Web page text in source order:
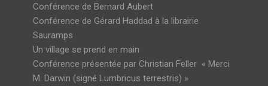
Conférence de Bernard Aubert
Conférence de Gérard Haddad à la librairie
Sauramps
Un village se prend en main
Conférence présentée par Christian Feller « Merci
M. Darwin (signé Lumbricus terrestris) »